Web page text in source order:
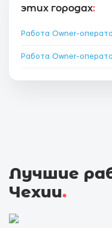
этих городах:
Работа Owner-
Работа Owner-
Лучшие
Чехии.